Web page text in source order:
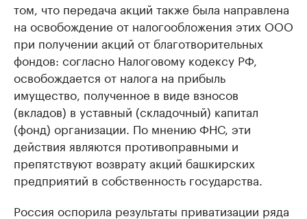
том, что передача акций также была направлена
на освобождение от налогообложения этих ООО
при получении акций от благотворительных
фондов: согласно Налоговому кодексу РФ,
освобождается от налога на прибыль
имущество, полученное в виде взносов
(вкладов) в уставный (складочный) капитал
(фонд) организации. По мнению ФНС, эти
действия являются противоправными и
препятствуют возврату акций башкирских
предприятий в собственность государства.
Россия оспорила результаты приватизации ряда